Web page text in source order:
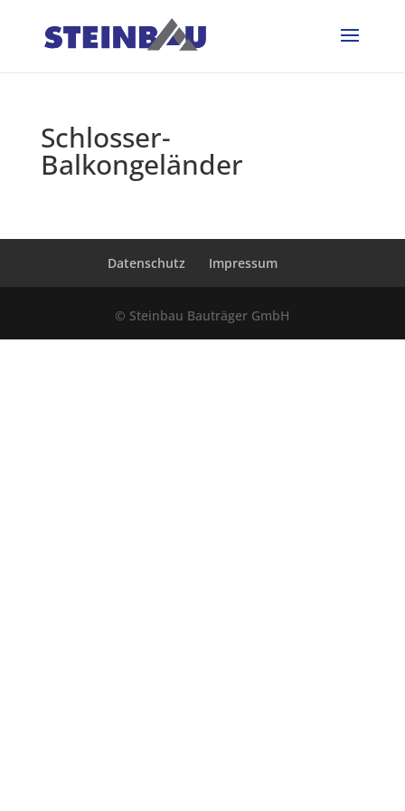
Schlosser-
Balkongeländer
Datenschutz Impressum
© Steinbau Bauträger GmbH